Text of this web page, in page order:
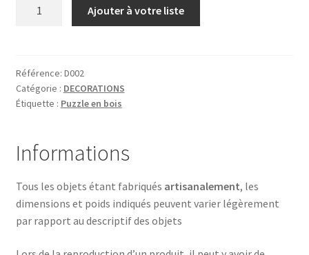
Ajouter à votre liste
Référence: D002
Catégorie : DECORATIONS
Étiquette : Puzzle en bois
Informations
Tous les objets étant fabriqués artisanalement, les
dimensions et poids indiqués peuvent varier légèrement
par rapport au descriptif des objets